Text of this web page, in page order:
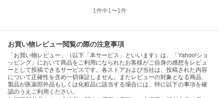
1件中1〜1件
お買い物レビュー閲覧の際の注意事項
「お買い物レビュー」（以下「本サービス」といいます）は、「Yahoo!ショ
ッピング」において商品をご利用になられたお客様がご自身の感想をレビュ
ーとして投稿できるサービスです。各ストアおよび当社は、投稿された内容
について正確性を含め一切保証しません。またレビューの対象となる商品、
製品が医薬部外品もしくは化粧品に該当する場合には、特に以下の事項を確
認のうえご利用ください。